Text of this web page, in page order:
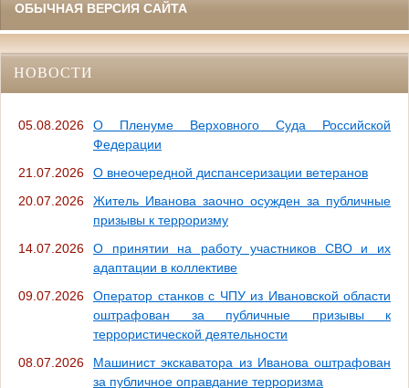
ОБЫЧНАЯ ВЕРСИЯ САЙТА
НОВОСТИ
05.08.2026
О Пленуме Верховного Суда Российской
Федерации
21.07.2026
О внеочередной диспансеризации ветеранов
20.07.2026
Житель Иванова заочно осужден за публичные
призывы к терроризму
14.07.2026
О принятии на работу участников СВО и их
адаптации в коллективе
09.07.2026
Оператор станков с ЧПУ из Ивановской области
оштрафован за публичные призывы к
террористической деятельности
08.07.2026
Машинист экскаватора из Иванова оштрафован
за публичное оправдание терроризма